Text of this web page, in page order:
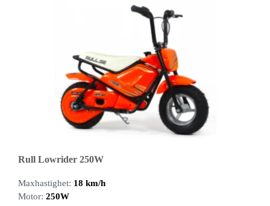
Rull Lowrider 250W
Maxhastighet: 18 km/h
Motor: 250W